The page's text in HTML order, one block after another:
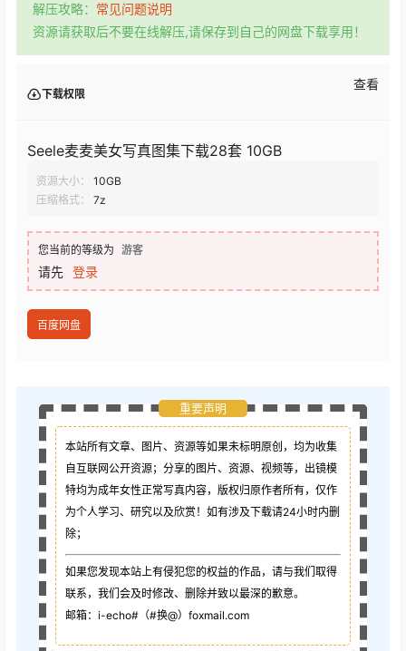
解压攻略： 常见问题说明
资源请获取后不要在线解压,请保存到自己的网盘下载享用！
下载权限
查看
Seele麦麦美女写真图集下载28套 10GB
资源大小：
10GB
压缩格式：
7z
您当前的等级为 游客
请先 登录
百度网盘
重要声明
本站所有文章、图片、资源等如果未标明原创，均为收集
自互联网公开资源； 分享的图片、资源、视频等，出镜模
特均为成年女性正常写真内容，版权归原作者所有，仅作
为个人学习、研究以及欣赏！如有涉及下载请24小时内删
除；
如果您发现本站上有侵犯您的权益的作品，请与我们取得
联系，我们会及时修改、删除并致以最深的歉意。
邮箱：i-echo#（#换@）foxmail.com